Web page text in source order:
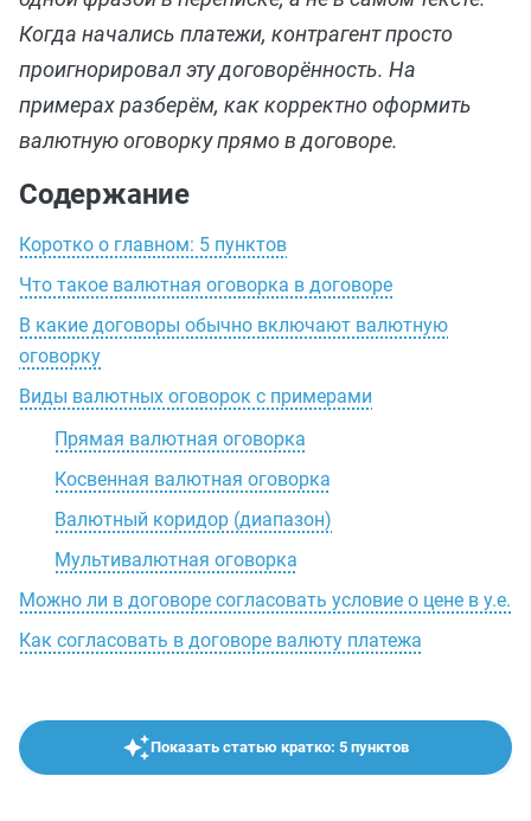
Когда начались платежи, контрагент просто
проигнорировал эту договорённость. На
примерах разберём, как корректно оформить
валютную оговорку прямо в договоре.
Содержание
Коротко о главном: 5 пунктов
Что такое валютная оговорка в договоре
В какие договоры обычно включают валютную
оговорку
Виды валютных оговорок с примерами
Прямая валютная оговорка
Косвенная валютная оговорка
Валютный коридор (диапазон)
Мультивалютная оговорка
Можно ли в договоре согласовать условие о цене в у.е.
Как согласовать в договоре валюту платежа
Показать статью кратко: 5 пунктов